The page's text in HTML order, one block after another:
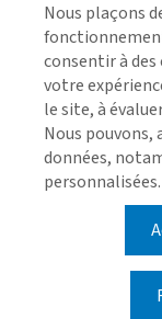
© 2026 Arthur J.
Gallagher est le
& Riskhantering
surveillance
services/
Belgique par
Société de droit
556418-5014,
22, 412 63
succursale
Nous plaçons
consentir à
votre
le site, à
Nous
données,
personnalisées.